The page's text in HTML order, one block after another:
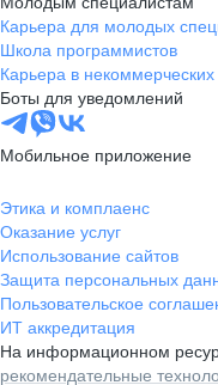
Карьера для молодых
Школа программистов
Карьера в
Боты для уведомлений
Мобильное приложение
Этика и комплаенс
Оказание услуг
Использование сайтов
Защита персональных
Пользовательское
ИТ аккредитация
На информационном
рекомендательные